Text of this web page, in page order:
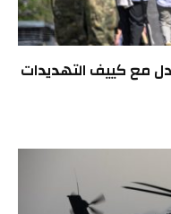
مع كييف التهديدات